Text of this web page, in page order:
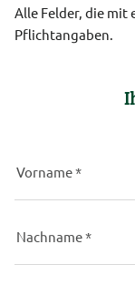
Alle Felder, die mit
Pflichtangaben.
*
*